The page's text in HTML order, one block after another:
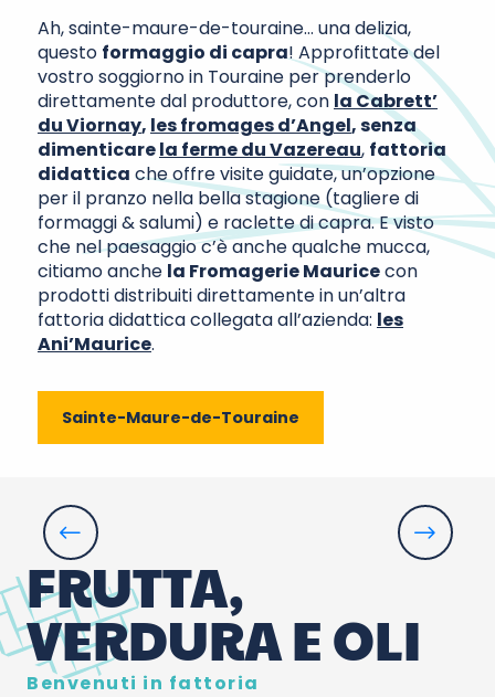
Ah, sainte-maure-de-touraine… una delizia,
questo formaggio di capra! Approfittate del
vostro soggiorno in Touraine per prenderlo
direttamente dal produttore, con la Cabrett’
du Viornay, les fromages d’Angel, senza
dimenticarela ferme du Vazereau, fattoria
didattica che offre visite guidate, un’opzione
per il pranzo nella bella stagione (tagliere di
formaggi & salumi) e raclette di capra. E visto
che nel paesaggio c’è anche qualche mucca,
citiamo anche la Fromagerie Mauricecon
prodotti distribuiti direttamente in un’altra
fattoria didattica collegata all’azienda: les
Ani’Maurice.
Sainte-Maure-de-Touraine
Les Vergers de la Manse
FRUTTA,
VERDURA E OLI
Benvenuti in fattoria